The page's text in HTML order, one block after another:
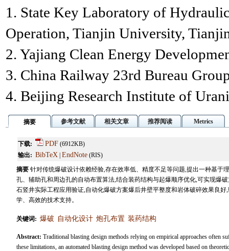
1. State Key Laboratory of
Operation, Tianjin University,
2. Yajiang Clean Energy
3. China Railway 23rd Bureau
4. Beijing Research Institute of
摘要 参考文献 相关文章 推荐阅读 Metrics
下载: PDF(6912KB)
输出: BibTeX| EndNote(RIS)
摘要 针对传统爆破设计依赖经验,存在效率低、精度不足等问题,提出一种基于
孔、辅助孔和周边孔的自动布置算法,结合装药结构与起爆顺序优化,可实现爆
石竖井实际工程应用验证,自动化爆破方案爆后井壁平整度和岩体破碎效果良
学、高效的技术支持。
关键词: 爆破 自动化设计 炮孔布置 装药结构
Abstract: Traditional blasting design methods relying on empirical approaches often
these limitations, an automated blasting design method was developed based on